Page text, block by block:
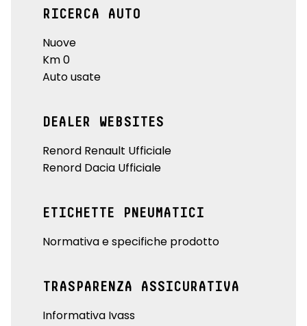
RICERCA AUTO
Nuove
Km 0
Auto usate
DEALER WEBSITES
Renord Renault Ufficiale
Renord Dacia Ufficiale
ETICHETTE PNEUMATICI
Normativa e specifiche prodotto
TRASPARENZA ASSICURATIVA
Informativa Ivass